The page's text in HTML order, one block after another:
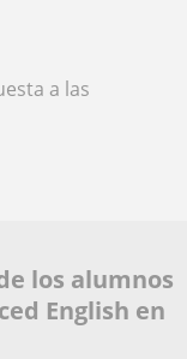
a las
los alumnos
English en